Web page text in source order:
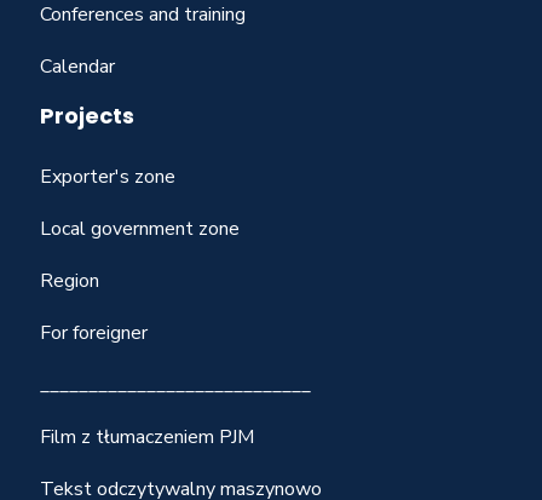
Conferences and training
Calendar
Projects
Exporter's zone
Local government zone
Region
For foreigner
____________________________
Film z tłumaczeniem PJM
Tekst odczytywalny maszynowo